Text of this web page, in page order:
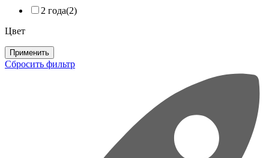
2 года(2)
Цвет
Применить
Сбросить фильтр